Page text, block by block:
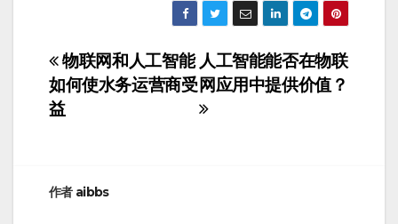
文
章
航
人工智能能否在物联
网应用中提供价值？
物联网和人工智能
如何使水务运营商受
益
作者 aibbs